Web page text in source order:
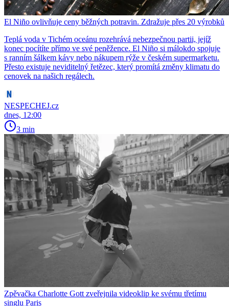
El Niño ovlivňuje ceny běžných potravin. Zdražuje přes 20 výrobků
Teplá voda v Tichém oceánu rozehrává nebezpečnou partii, jejíž
konec pocítíte přímo ve své peněžence. El Niño si málokdo spojuje
s ranním šálkem kávy nebo nákupem rýže v českém supermarketu.
Přesto existuje neviditelný řetězec, který promítá změny klimatu do
cenovek na našich regálech.
NESPECHEJ.cz
dnes, 12:00
3 min
Zpěvačka Charlotte Gott zveřejnila videoklip ke svému třetímu
singlu Paris